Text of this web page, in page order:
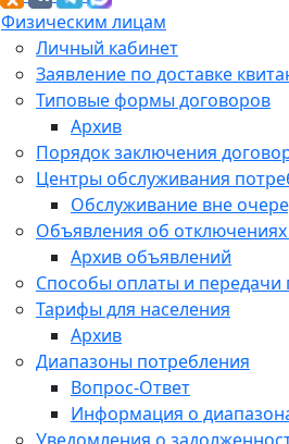
Физическим лицам
Личный кабинет
Заявление по доставке
Типовые формы договоров
Архив
Порядок заключения
Центры обслуживания
Обслуживание вне
Объявления об отключениях
Архив объявлений
Способы оплаты и передачи
Тарифы для населения
Архив
Диапазоны потребления
Вопрос-Ответ
Информация о